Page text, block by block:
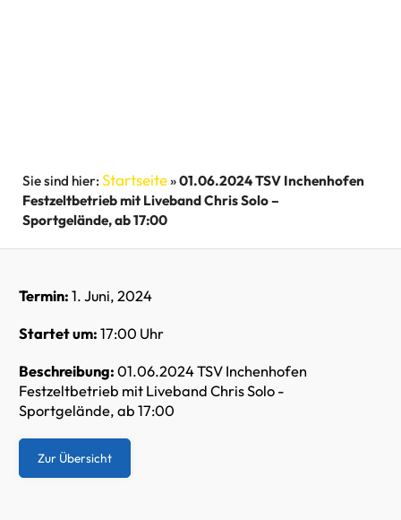
Startseite»01.06.2024 TSV Inchenhofen
Festzeltbetrieb mit Liveband Chris Solo –
Sportgelände, ab 17:00
Termin: 1. Juni, 2024
Startet um: 17:00 Uhr
Beschreibung: 01.06.2024 TSV Inchenhofen
Festzeltbetrieb mit Liveband Chris Solo -
Sportgelände, ab 17:00
Zur Übersicht